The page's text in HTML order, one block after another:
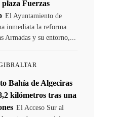
Fuerzas
El Ayuntamiento de
inmediata la reforma
Armadas y su entorno,...
Bahía de Algeciras
kilómetros tras una
El Acceso Sur al